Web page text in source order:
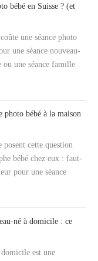
bébé en Suisse ? (et
une séance photo
une séance nouveau-
ou une séance famille
photo bébé à la maison
posent cette question
bébé chez eux : faut-
pour une séance
né à domicile : ce
est une